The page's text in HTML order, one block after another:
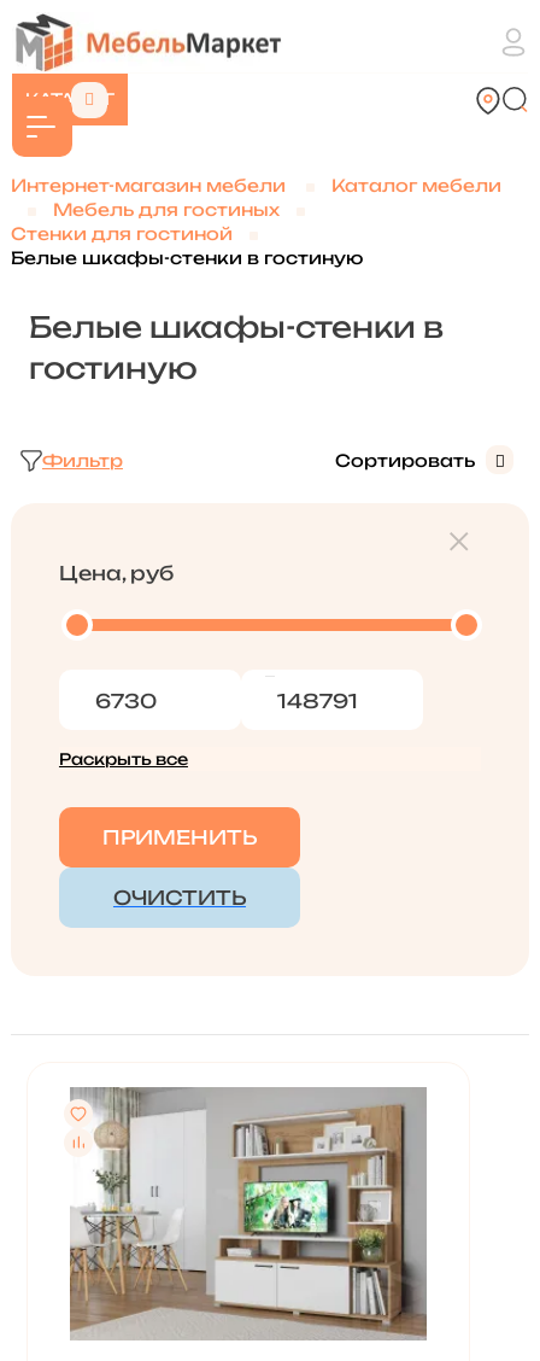
КАТАЛОГ
Интернет-магазин мебели
Каталог мебели
Мебель для гостиных
Стенки для гостиной
Белые шкафы-стенки в гостиную
Белые шкафы-стенки в
гостиную
Фильтр Сортировать
Цена, руб
Раскрыть все
ПРИМЕНИТЬ
ОЧИСТИТЬ